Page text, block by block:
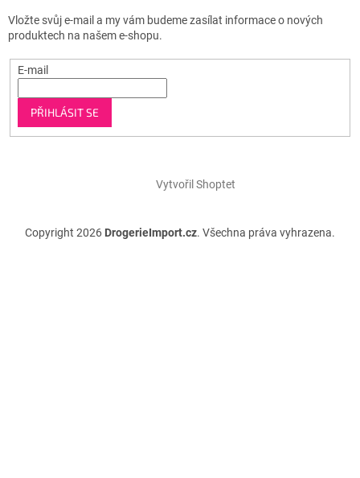
Vložte svůj e-mail a my vám budeme zasílat informace o nových
produktech na našem e-shopu.
E-mail
PŘIHLÁSIT SE
Vytvořil Shoptet
Copyright 2026 DrogerieImport.cz. Všechna práva vyhrazena.